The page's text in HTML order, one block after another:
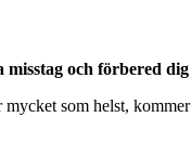
och förbered dig
som helst,